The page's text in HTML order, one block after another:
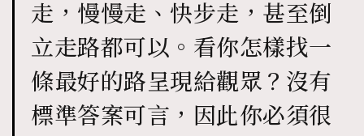
走，慢慢走、快步走，甚至倒
立走路都可以。看你怎樣找一
條最好的路呈現給觀眾？沒有
標準答案可言，因此你必須很